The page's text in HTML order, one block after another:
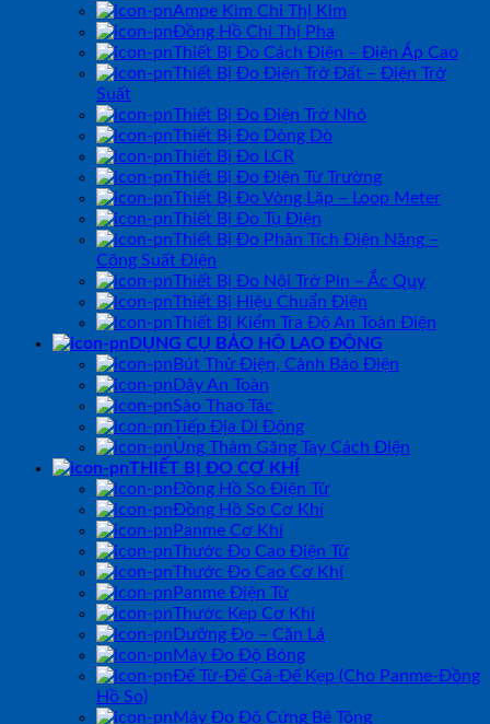
Ampe Kìm Chỉ Thị Kim
Đồng Hồ Chỉ Thị Pha
Thiết Bị Đo Cách Điện – Điện Áp Cao
Thiết Bị Đo Điện Trở Đất – Điện Trở
Suất
Thiết Bị Đo Điện Trở Nhỏ
Thiết Bị Đo Dòng Dò
Thiết Bị Đo LCR
Thiết Bị Đo Điện Từ Trường
Thiết Bị Đo Vòng Lặp – Loop Meter
Thiết Bị Đo Tụ Điện
Thiết Bị Đo Phân Tích Điện Năng –
Công Suất Điện
Thiết Bị Đo Nội Trở Pin – Ắc Quy
Thiết Bị Hiệu Chuẩn Điện
Thiết Bị Kiểm Tra Độ An Toàn Điện
DỤNG CỤ BẢO HỘ LAO ĐỘNG
Bút Thử Điện, Cảnh Báo Điện
Dây An Toàn
Sào Thao Tác
Tiếp Địa Di Động
Ủng Thảm Găng Tay Cách Điện
THIẾT BỊ ĐO CƠ KHÍ
Đồng Hồ So Điện Tử
Đồng Hồ So Cơ Khí
Panme Cơ Khí
Thước Đo Cao Điện Tử
Thước Đo Cao Cơ Khí
Panme Điện Tử
Thước Kẹp Cơ Khí
Dưỡng Đo – Căn Lá
Máy Đo Độ Bóng
Đế Từ-Đế Gá-Đế Kẹp (Cho Panme-Đồng
Hồ So)
Máy Đo Độ Cứng Bê Tông